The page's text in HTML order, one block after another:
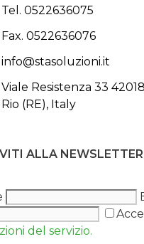
Tel. 0522636075
Fax. 0522636076
info@stasoluzioni.it
Viale Resistenza 33
Rio (RE), Italy
ALLA NEWSLETTER
del servizio.